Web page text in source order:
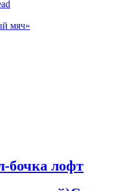
мяч»
бочка лофт